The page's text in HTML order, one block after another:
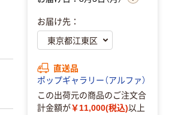
お届け先：
直送品
ポップギャラリー（アルファ）
この出荷元の商品のご注文合
計金額が￥11,000(税込)以上